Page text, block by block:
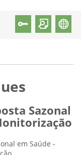
Sazonal